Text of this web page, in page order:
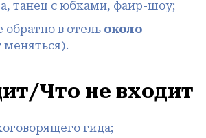
танец с юбками, фаир-шоу;
обратно в отель около
Что не входит
гида;